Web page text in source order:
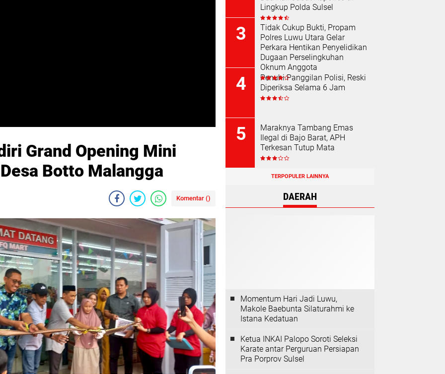
Grand Opening Mini
Botto Malangga
Komentar ()
Lingkup Polda Sulsel
Tidak Cukup Bukti, Propam
Polres Luwu Utara Gelar
Perkara Hentikan Penyelidikan
Dugaan Perselingkuhan
Oknum Anggota
Penuhi Panggilan Polisi, Reski
Diperiksa Selama 6 Jam
Maraknya Tambang Emas
Ilegal di Bajo Barat, APH
Terkesan Tutup Mata
TERPOPULER LAINNYA
DAERAH
Momentum Hari Jadi Luwu,
Makole Baebunta Silaturahmi ke
Istana Kedatuan
Ketua INKAI Palopo Soroti Seleksi
Karate antar Perguruan Persiapan
Pra Porprov Sulsel